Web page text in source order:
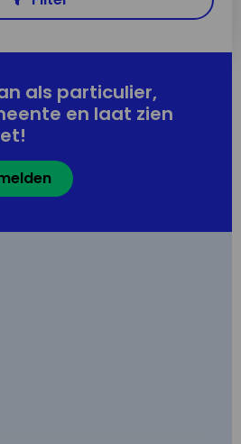
als particulier,
en laat zien